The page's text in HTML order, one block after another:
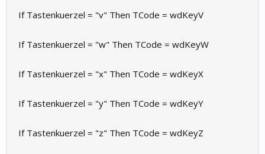
If Tastenkuerzel = "v" Then TCode = wdKeyV
If Tastenkuerzel = "w" Then TCode = wdKeyW
If Tastenkuerzel = "x" Then TCode = wdKeyX
If Tastenkuerzel = "y" Then TCode = wdKeyY
If Tastenkuerzel = "z" Then TCode = wdKeyZ